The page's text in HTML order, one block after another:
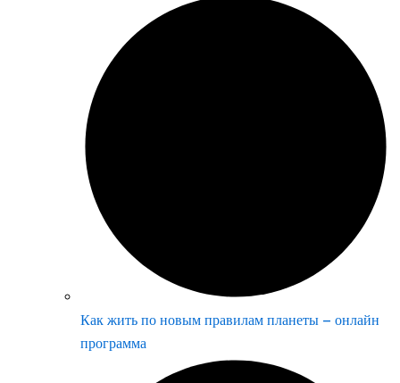
Как жить по новым правилам планеты – онлайн
программа